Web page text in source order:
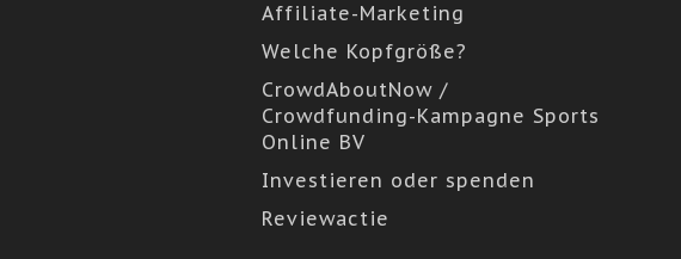
Affiliate-Marketing
Welche Kopfgröße?
CrowdAboutNow /
Crowdfunding-Kampagne Sports
Online BV
Investieren oder spenden
Reviewactie